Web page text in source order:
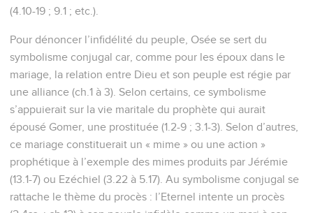
(4.10-19 ; 9.1 ; etc.).
Pour dénoncer l’infidélité du peuple, Osée se sert du
symbolisme conjugal car, comme pour les époux dans le
mariage, la relation entre Dieu et son peuple est régie par
une alliance (ch.1 à 3). Selon certains, ce symbolisme
s’appuierait sur la vie maritale du prophète qui aurait
épousé Gomer, une prostituée (1.2-9 ; 3.1-3). Selon d’autres,
ce mariage constituerait un « mime » ou une action »
prophétique à l’exemple des mimes produits par Jérémie
(13.1-7) ou Ezéchiel (3.22 à 5.17). Au symbolisme conjugal se
rattache le thème du procès : l’Eternel intente un procès